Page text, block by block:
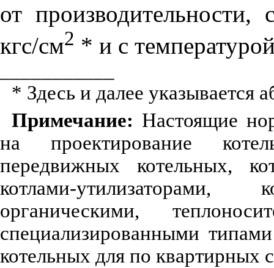
от
кгс/cм2 * и с
* Здесь и далее указывается
Примечание: Настоящие
на проектирование
передвижных котельных,
котлами-утилизаторами,
органическими,
специализированными
котельных для по квартирных